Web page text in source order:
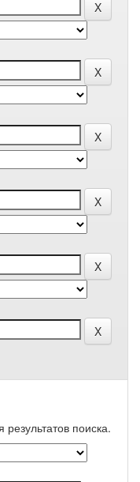
поиска.